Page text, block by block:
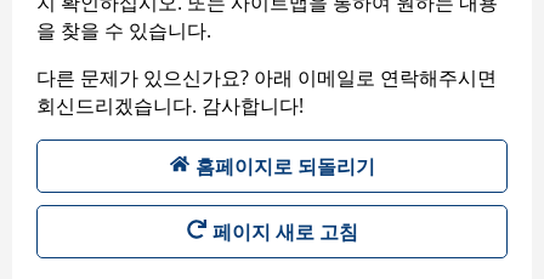
을 찾을 수 있습니다.
다른 문제가 있으신가요? 아래 이메일로 연락해주시면
회신드리겠습니다. 감사합니다!
홈페이지로 되돌리기
페이지 새로 고침